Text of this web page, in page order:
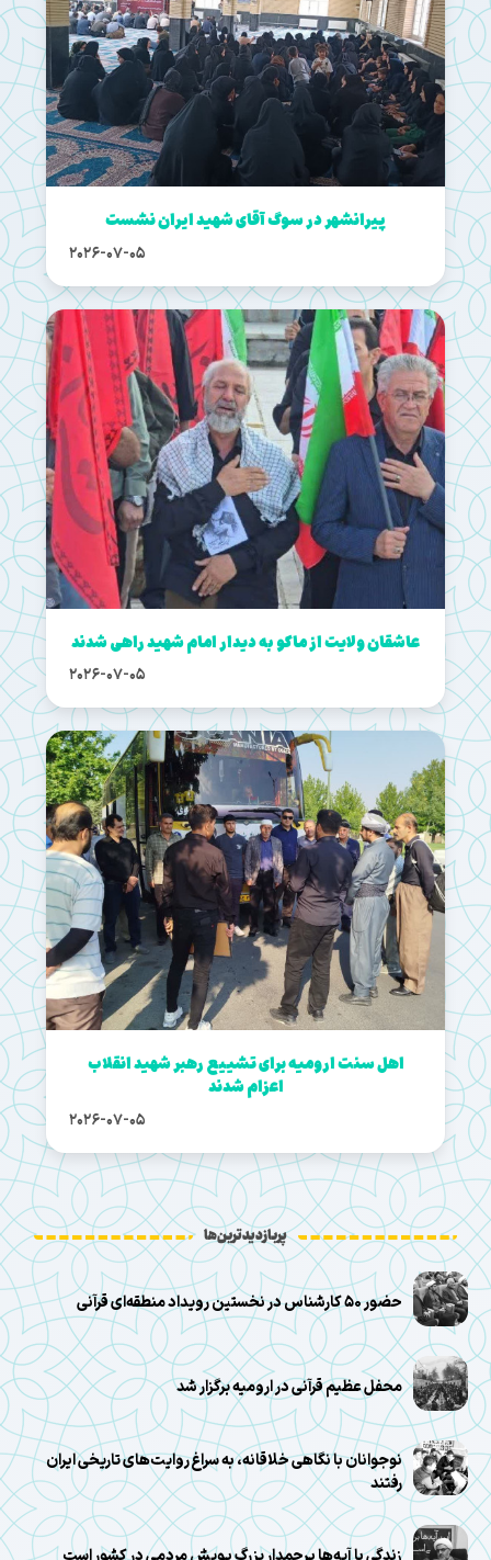
پیرانشهر در سوگ آقای شهید ایران نشست
2026-07-05
عاشقان ولایت از ماکو به دیدار امام شهید راهی شدند
2026-07-05
اهل سنت ارومیه برای تشییع رهبر شهید انقلاب
اعزام شدند
2026-07-05
پربازدیدترین‌ها
حضور ۵۰ کارشناس در نخستین رویداد منطقه‌ای قرآنی
محفل عظیم قرآنی در ارومیه برگزار شد
نوجوانان با نگاهی خلاقانه، به سراغ روایت‌های تاریخی ایران
رفتند